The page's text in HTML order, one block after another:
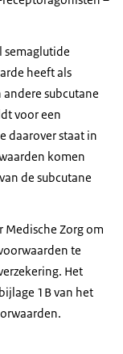
semaglutide
heeft als
subcutane
voor een
daarover staat in
komen
de subcutane
Medische Zorg om
te
Het
1B van het